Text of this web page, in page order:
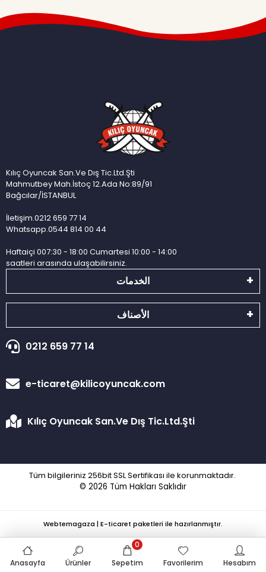
Kılıç Oyuncak San.Ve Dış Tic.Ltd.Şti
Mahmutbey Mah.İstoç 12.Ada No:89/91
Bağcılar/İSTANBUL
İletişim.0212 659 77 14
Whatsapp.0544 814 00 44
Haftaiçi 007:30 - 18:00 Cumartesi 10:00 - 14:00
saatleri arasında ulaşabilirsiniz.
الخدمات
الأصناف
0212 659 77 14
e-ticaret@kilicoyuncak.com
Kılıç Oyuncak San.Ve Dış Tic.Ltd.Şti
Tüm bilgileriniz 256bit SSL Sertifikası ile korunmaktadır.
© 2026 Tüm Hakları Saklıdır
Anasayfa Ürünler Sepetim
0
Favorilerim
Hesabım
Webtemagaza | E-ticaret paketleri ile hazırlanmıştır.